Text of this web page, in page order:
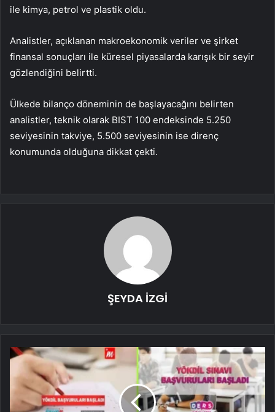
ile kimya, petrol ve plastik oldu.
Analistler, açıklanan makroekonomik veriler ve şirket
finansal sonuçları ile küresel piyasalarda karışık bir seyir
gözlendiğini belirtti.
Ülkede bilanço döneminin de başlayacağını belirten
analistler, teknik olarak BIST 100 endeksinde 5.250
seviyesinin takviye, 5.500 seviyesinin ise direnç
konumunda olduğuna dikkat çekti.
ŞEYDA İZGİ